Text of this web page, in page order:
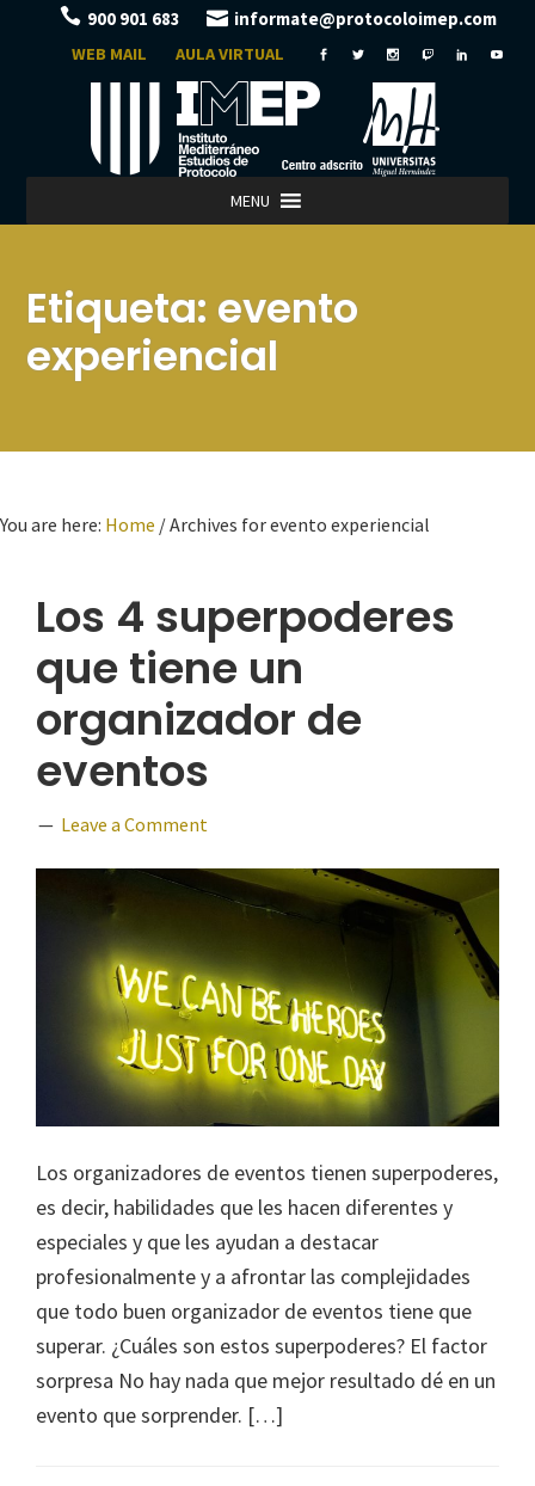
900 901 683 informate@protocoloimep.com
WEB MAIL AULA VIRTUAL
MENU
Etiqueta:evento
experiencial
You are here: Home /Archives for evento experiencial
Los 4 superpoderes
que tiene un
organizador de
eventos
Leave a Comment
Los organizadores de eventos tienen superpoderes,
es decir, habilidades que les hacen diferentes y
especiales y que les ayudan a destacar
profesionalmente y a afrontar las complejidades
que todo buen organizador de eventos tiene que
superar. ¿Cuáles son estos superpoderes? El factor
sorpresa No hay nada que mejor resultado dé en un
evento que sorprender. […]